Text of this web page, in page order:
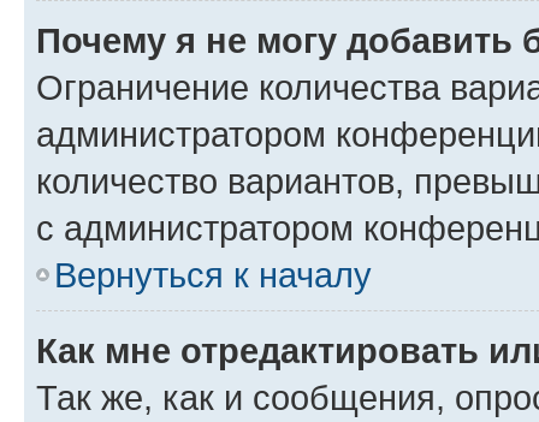
Почему я не могу добавить
Ограничение количества
администратором
количество вариантов,
с администратором
Вернуться к началу
Как мне отредактировать
Так же, как и сообщения,